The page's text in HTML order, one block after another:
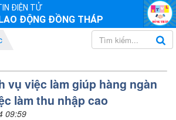
ĐIỆN TỬ
ĐỘNG ĐỒNG THÁP
vụ việc làm giúp hàng ngàn
làm thu nhập cao
09:59